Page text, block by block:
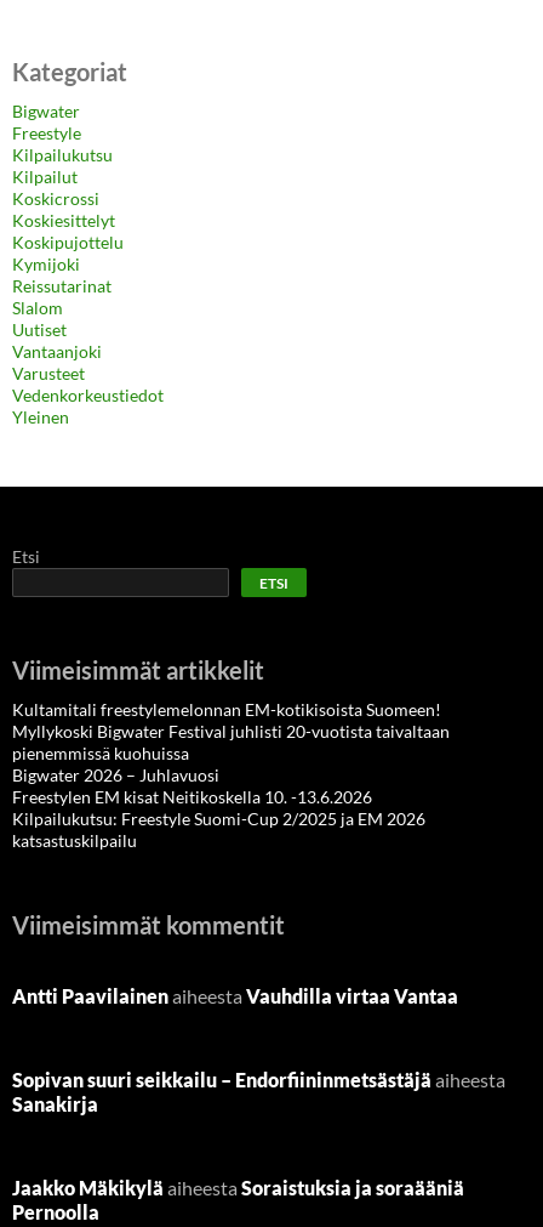
Kategoriat
Bigwater
Freestyle
Kilpailukutsu
Kilpailut
Koskicrossi
Koskiesittelyt
Koskipujottelu
Kymijoki
Reissutarinat
Slalom
Uutiset
Vantaanjoki
Varusteet
Vedenkorkeustiedot
Yleinen
Etsi
ETSI
Viimeisimmät artikkelit
Kultamitali freestylemelonnan EM-kotikisoista Suomeen!
Myllykoski Bigwater Festival juhlisti 20-vuotista taivaltaan
pienemmissä kuohuissa
Bigwater 2026 – Juhlavuosi
Freestylen EM kisat Neitikoskella 10. -13.6.2026
Kilpailukutsu: Freestyle Suomi-Cup 2/2025 ja EM 2026
katsastuskilpailu
Viimeisimmät kommentit
Antti Paavilainenaiheesta Vauhdilla virtaa Vantaa
Sopivan suuri seikkailu – Endorfiininmetsästäjä aiheesta
Sanakirja
Jaakko Mäkikylä aiheesta Soraistuksia ja soraääniä
Pernoolla